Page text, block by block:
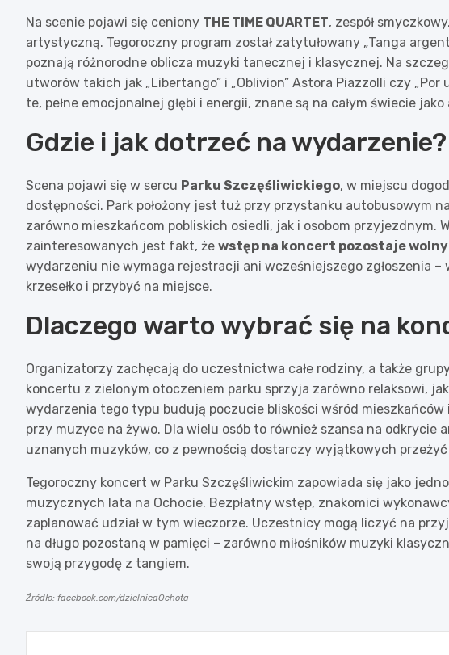
Na scenie pojawi się ceniony THE TIME QUARTET, zespół
artystyczną. Tegoroczny program został zatytułowany „Tanga
poznają różnorodne oblicza muzyki tanecznej i klasycznej. Na
utworów takich jak „Libertango” i „Oblivion” Astora Piazzolli czy „Por
te, pełne emocjonalnej głębi i energii, znane są na całym świecie
Gdzie i jak dotrzeć na wydarzenie?
Scena pojawi się w sercu Parku Szczęśliwickiego, w miejscu
dostępności. Park położony jest tuż przy przystanku autobusowym
zarówno mieszkańcom pobliskich osiedli, jak i osobom przyjezdnym.
zainteresowanych jest fakt, że wstęp na koncert pozostaje wolny
wydarzeniu nie wymaga rejestracji ani wcześniejszego zgłoszenia
krzesełko i przybyć na miejsce.
Dlaczego warto wybrać się na
Organizatorzy zachęcają do uczestnictwa całe rodziny, a także
koncertu z zielonym otoczeniem parku sprzyja zarówno relaksowi,
wydarzenia tego typu budują poczucie bliskości wśród
przy muzyce na żywo. Dla wielu osób to również szansa na odkrycie
uznanych muzyków, co z pewnością dostarczy wyjątkowych
Tegoroczny koncert w Parku Szczęśliwickim zapowiada się jako
muzycznych lata na Ochocie. Bezpłatny wstęp, znakomici
zaplanować udział w tym wieczorze. Uczestnicy mogą liczyć na
na długo pozostaną w pamięci – zarówno miłośników muzyki
swoją przygodę z tangiem.
Źródło: facebook.com/dzielnicaOchota